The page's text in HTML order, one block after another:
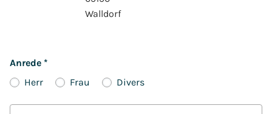
Walldorf
Anrede *
Herr
Frau Divers